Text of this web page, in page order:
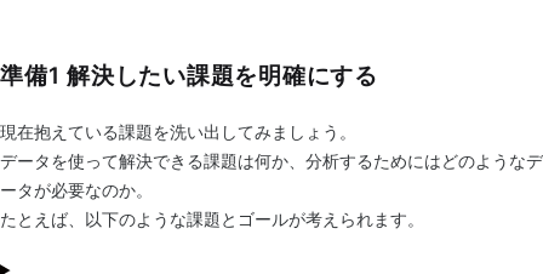
準備1 解決したい課題を明確にする
現在抱えている課題を洗い出してみましょう。
データを使って解決できる課題は何か、分析するためにはどのようなデ
ータが必要なのか。
たとえば、以下のような課題とゴールが考えられます。